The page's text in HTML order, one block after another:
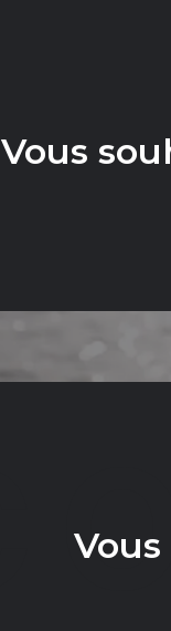
Vous